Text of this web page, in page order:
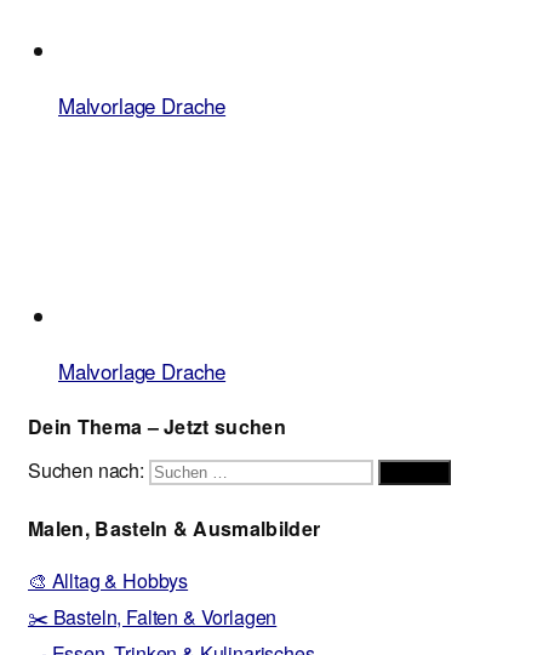
Malvorlage Drache
Malvorlage Drache
Dein Thema – Jetzt suchen
Suchen nach:
Malen, Basteln & Ausmalbilder
🎨 Alltag & Hobbys
✂️ Basteln, Falten & Vorlagen